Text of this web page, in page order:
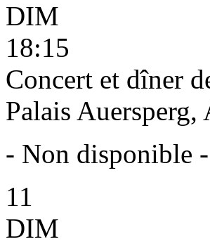
DIM
18:15
Concert et dîner
Palais
- Non disponible -
11
DIM